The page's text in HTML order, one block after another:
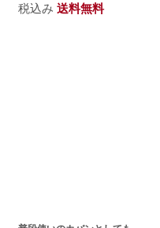
税込み送料無料